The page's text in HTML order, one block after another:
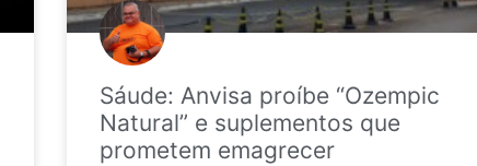
Sáude: Anvisa proíbe “Ozempic
Natural” e suplementos que
prometem emagrecer